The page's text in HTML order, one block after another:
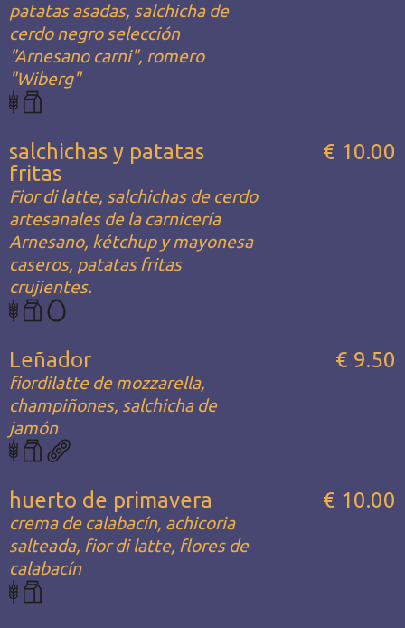
patatas asadas, salchicha de
cerdo negro selección
"Arnesano carni", romero
"Wiberg"
salchichas y patatas
fritas
Fior di latte, salchichas de cerdo
artesanales de la carnicería
Arnesano, kétchup y mayonesa
caseros, patatas fritas
crujientes.
€ 10.00
Leñador
fiordilatte de mozzarella,
champiñones, salchicha de
jamón
€ 9.50
huerto de primavera
crema de calabacín, achicoria
salteada, fior di latte, flores de
calabacín
€ 10.00